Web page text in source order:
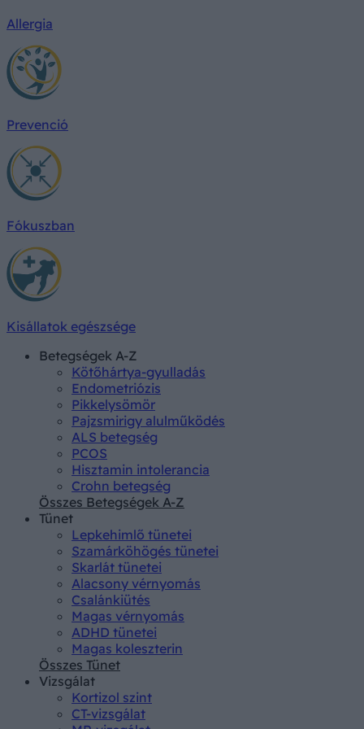
Allergia
Prevenció
Fókuszban
Kisállatok egészsége
Betegségek A-Z
Kötőhártya-gyulladás
Endometriózis
Pikkelysömör
Pajzsmirigy alulműködés
ALS betegség
PCOS
Hisztamin intolerancia
Crohn betegség
Összes Betegségek A-Z
Tünet
Lepkehimlő tünetei
Szamárköhögés tünetei
Skarlát tünetei
Alacsony vérnyomás
Csalánkiütés
Magas vérnyomás
ADHD tünetei
Magas koleszterin
Összes Tünet
Vizsgálat
Kortizol szint
CT-vizsgálat